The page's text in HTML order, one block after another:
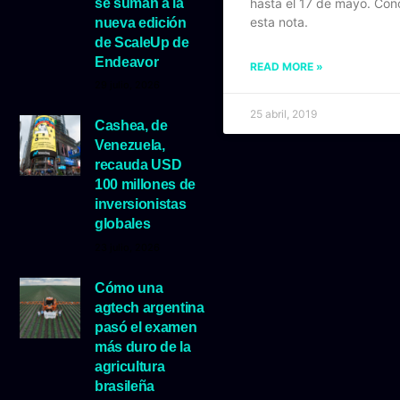
nueva edición
de ScaleUp de
Endeavor
Cashea, de
Venezuela,
recauda USD
100 millones de
inversionistas
globales
Cómo una
agtech argentina
pasó el examen
más duro de la
agricultura
brasileña
esta nota.
READ MORE »
25 abril, 2019